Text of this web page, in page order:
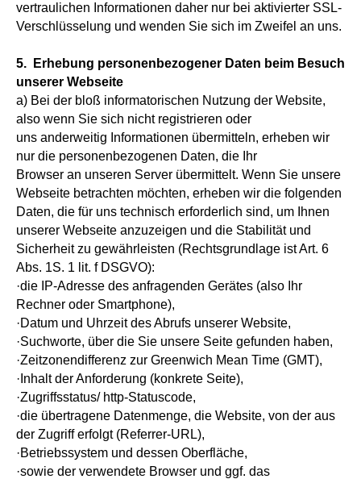
vertraulichen Informationen daher nur bei aktivierter SSL-
Verschlüsselung und wenden Sie sich im Zweifel an uns.
5. Erhebung personenbezogener Daten beim Besuch
unserer Webseite
a) Bei der bloß informatorischen Nutzung der Website,
also wenn Sie sich nicht registrieren oder
uns anderweitig Informationen übermitteln, erheben wir
nur die personenbezogenen Daten, die Ihr
Browser an unseren Server übermittelt. Wenn Sie unsere
Webseite betrachten möchten, erheben wir die folgenden
Daten, die für uns technisch erforderlich sind, um Ihnen
unserer Webseite anzuzeigen und die Stabilität und
Sicherheit zu gewährleisten (Rechtsgrundlage ist Art. 6
Abs. 1S. 1 lit. f DSGVO):
·die IP-Adresse des anfragenden Gerätes (also Ihr
Rechner oder Smartphone),
·Datum und Uhrzeit des Abrufs unserer Website,
·Suchworte, über die Sie unsere Seite gefunden haben,
·Zeitzonendifferenz zur Greenwich Mean Time (GMT),
·Inhalt der Anforderung (konkrete Seite),
·Zugriffsstatus/ http-Statuscode,
·die übertragene Datenmenge, die Website, von der aus
der Zugriff erfolgt (Referrer-URL),
·Betriebssystem und dessen Oberfläche,
·sowie der verwendete Browser und ggf. das